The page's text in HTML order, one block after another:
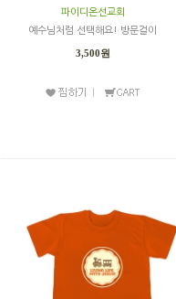
파이디온선교회
예수님처럼 선택해요! 방문걸이
3,500원